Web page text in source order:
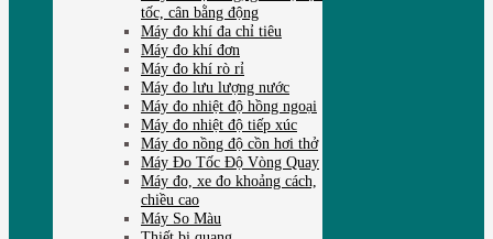
tốc, cân bằng động
Máy đo khí đa chỉ tiêu
Máy đo khí đơn
Máy đo khí rò rỉ
Máy đo lưu lượng nước
Máy đo nhiệt độ hồng ngoại
Máy đo nhiệt độ tiếp xúc
Máy đo nồng độ cồn hơi thở
Máy Đo Tốc Độ Vòng Quay
Máy đo, xe đo khoảng cách,
chiều cao
Máy So Màu